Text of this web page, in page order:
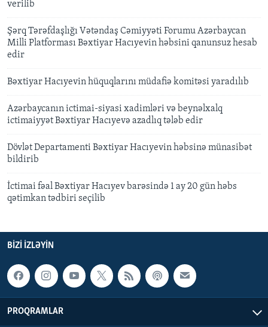
verilib
Şərq Tərəfdaşlığı Vətəndaş Cəmiyyəti Forumu Azərbaycan
Milli Platforması Bəxtiyar Hacıyevin həbsini qanunsuz hesab
edir
Bəxtiyar Hacıyevin hüquqlarını müdafiə komitəsi yaradılıb
Azərbaycanın ictimai-siyasi xadimləri və beynəlxalq
ictimaiyyət Bəxtiyar Hacıyevə azadlıq tələb edir
Dövlət Departamenti Bəxtiyar Hacıyevin həbsinə münasibət
bildirib
İctimai fəal Bəxtiyar Hacıyev barəsində 1 ay 20 gün həbs
qətimkan tədbiri seçilib
BIZI IZLƏYIN
PROQRAMLAR